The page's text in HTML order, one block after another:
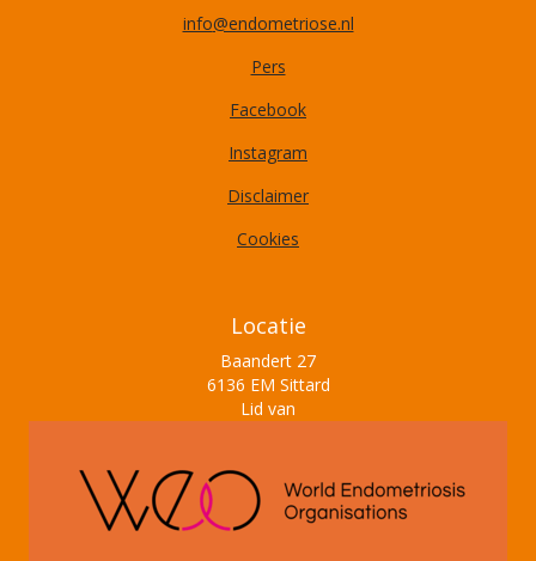
ofni@endometriose.nl
Pers
Facebook
Instagram
Disclaimer
Cookies
Locatie
Baandert 27
6136 EM Sittard
Lid van